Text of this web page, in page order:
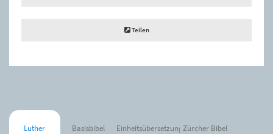
Teilen
Luther Basisbibel Einheitsübersetzung Zürcher Bibel